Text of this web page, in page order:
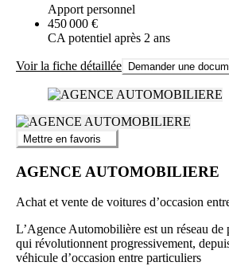
Apport personnel
450 000 €
CA potentiel après 2 ans
Voir la fiche détaillée Demander une
Mettre en favoris
AGENCE AUTOMOBILIERE
Achat et vente de voitures d’occasion
L’Agence Automobilière est un réseau de
qui révolutionnent progressivement,
véhicule d’occasion entre particuliers